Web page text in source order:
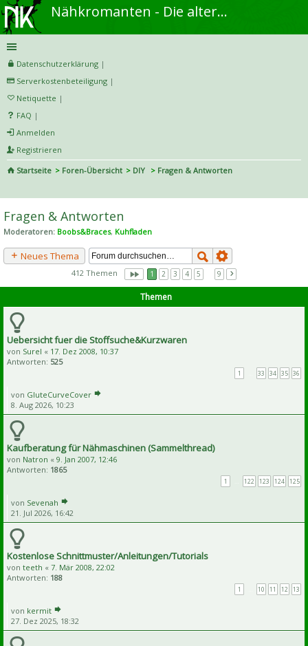
Nähkromanten - Die alternative Näh- und DIY-Community
Datenschutzerklärung |
Serverkostenbeteiligung |
Netiquette |
FAQ |
Anmelden
Registrieren
Startseite
Foren-Übersicht DIY
Fragen & Antworten
he
Fragen & Antworten
Moderatoren: Boobs&Braces, Kuhfladen
Neues Thema
412 Themen 1 2 3 4 5 9
Themen
Uebersicht fuer die Stoffsuche&Kurzwaren
von Surel « 17. Dez 2008, 10:37
Antworten: 525
1 33 34 35 36
von GluteCurveCover
8. Aug 2026, 10:23
Kaufberatung für Nähmaschinen (Sammelthread)
von Natron « 9. Jan 2007, 12:46
Antworten: 1865
1 122 123 124 125
von Sevenah
21. Jul 2026, 16:42
Kostenlose Schnittmuster/Anleitungen/Tutorials
von teeth « 7. Mär 2008, 22:02
Antworten: 188
1 10 11 12 13
von kermit
27. Dez 2025, 18:32